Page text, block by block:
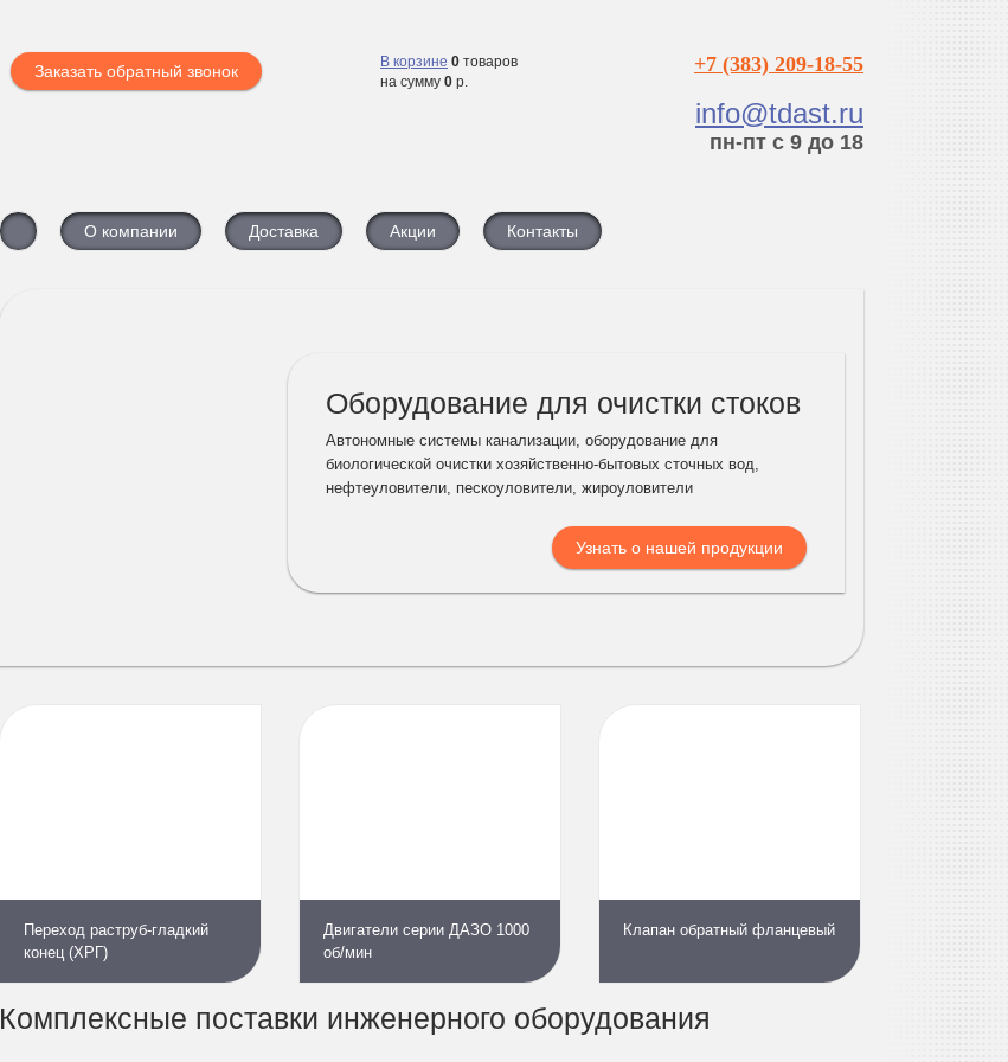
Заказать обратный звонок В корзине 0 товаров
на сумму 0 р.
+7 (383) 209-18-55
info@tdast.ru
пн-пт с 9 до 18
О компании Доставка Акции Контакты
Оборудование для очистки стоков
Автономные системы канализации, оборудование для
биологической очистки хозяйственно-бытовых сточных вод,
нефтеуловители, пескоуловители, жироуловители
Узнать о нашей продукции
Переход раструб-гладкий
конец (ХРГ)
Двигатели серии ДАЗО 1000
об/мин
Клапан обратный фланцевый
Комплексные поставки инженерного оборудования